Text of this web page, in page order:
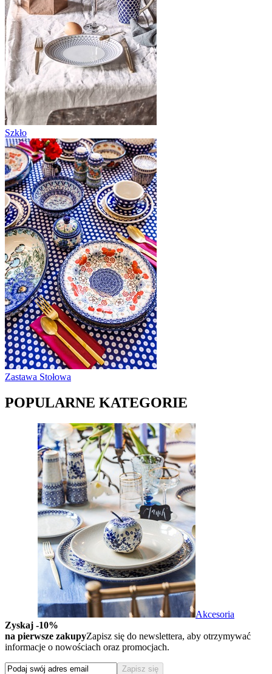
Szkło
Zastawa Stołowa
POPULARNE KATEGORIE
Akcesoria
Zyskaj -10%
na pierwsze zakupyZapisz się do newslettera, aby otrzymywać
informacje o nowościach oraz promocjach.